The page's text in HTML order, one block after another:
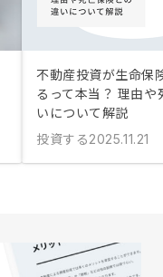
不動産投資が生命保
るって本当？ 理由
いについて解説
投資する2025.11.21